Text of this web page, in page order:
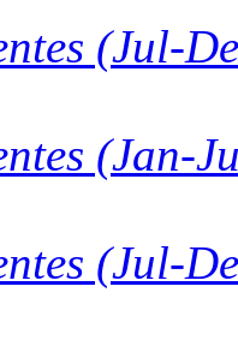
(Jul-
(Jan-
(Jul-